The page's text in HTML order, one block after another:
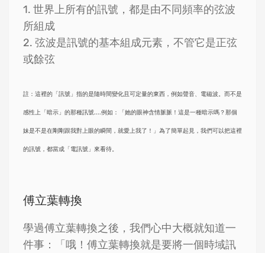
1. 世界上所有的訊號，都是由不同頻率的弦波
所組成
2. 弦波是訊號的基本組成元素，不管它是正弦
或餘弦
註：這裡的「訊號」指的是隨時間變化且可定量的東西，例如聲音、電磁波。而不是
感性上「暗示」的那種訊號....例如：「她的眼神含情脈脈！這是一種暗示嗎？那個
妹是不是在剛剛跟我對上眼的瞬間，就愛上我了！」為了簡單起見，我們可以把這裡
的訊號，都當成「電訊號」來看待。
傅立葉轉換
學過傅立葉轉換之後，我們心中大概就知道一
件事：「哦！傅立葉轉換就是要將一個時域訊